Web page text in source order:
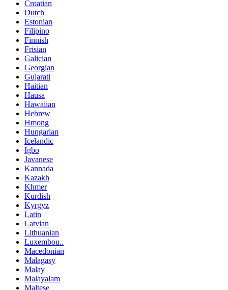
Croatian
Dutch
Estonian
Filipino
Finnish
Frisian
Galician
Georgian
Gujarati
Haitian
Hausa
Hawaiian
Hebrew
Hmong
Hungarian
Icelandic
Igbo
Javanese
Kannada
Kazakh
Khmer
Kurdish
Kyrgyz
Latin
Latvian
Lithuanian
Luxembou..
Macedonian
Malagasy
Malay
Malayalam
Maltese